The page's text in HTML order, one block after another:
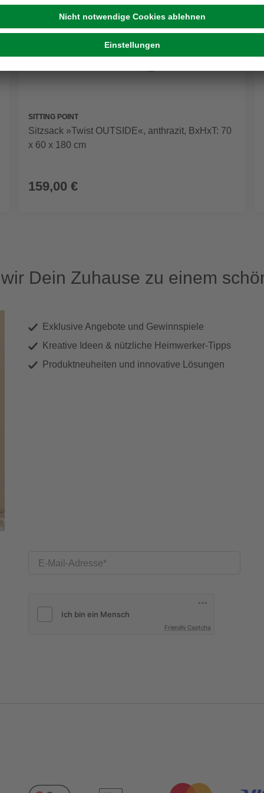
SITTING POINT
Sitzsack »Twist OUTSIDE«, anthrazit, BxHxT: 70
x 60 x 180 cm
159,00 €
Dein Zuhause zu einem
Exklusive Angebote und Gewinnspiele
Kreative Ideen & nützliche Heimwerker-Tipps
Produktneuheiten und innovative Lösungen
E-Mail-Adresse
Friendly Captcha